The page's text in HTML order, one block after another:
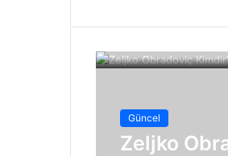
Güncel
Zeljko